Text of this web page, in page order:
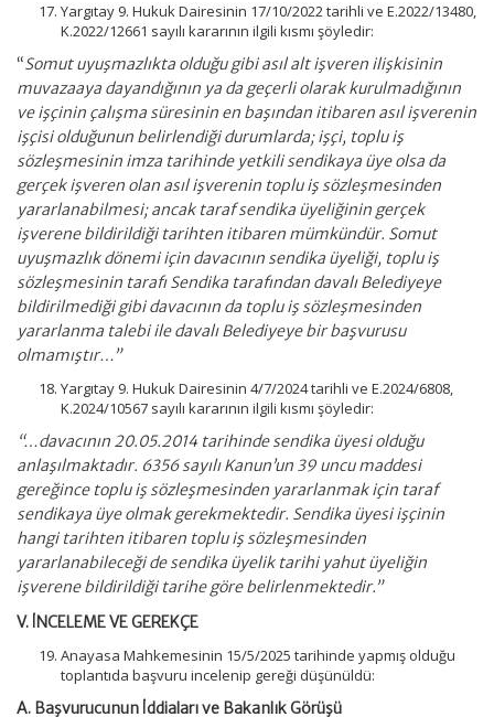
Yargıtay 9. Hukuk Dairesinin 17/10/2022 tarihli ve E.2022/13480,
K.2022/12661 sayılı kararının ilgili kısmı şöyledir:
“Somut uyuşmazlıkta olduğu gibi asıl alt işveren ilişkisinin
muvazaaya dayandığının ya da geçerli olarak kurulmadığının
ve işçinin çalışma süresinin en başından itibaren asıl işverenin
işçisi olduğunun belirlendiği durumlarda; işçi, toplu iş
sözleşmesinin imza tarihinde yetkili sendikaya üye olsa da
gerçek işveren olan asıl işverenin toplu iş sözleşmesinden
yararlanabilmesi; ancak taraf sendika üyeliğinin gerçek
işverene bildirildiği tarihten itibaren mümkündür. Somut
uyuşmazlık dönemi için davacının sendika üyeliği, toplu iş
sözleşmesinin tarafı Sendika tarafından davalı Belediyeye
bildirilmediği gibi davacının da toplu iş sözleşmesinden
yararlanma talebi ile davalı Belediyeye bir başvurusu
olmamıştır…”
Yargıtay 9. Hukuk Dairesinin 4/7/2024 tarihli ve E.2024/6808,
K.2024/10567 sayılı kararının ilgili kısmı şöyledir:
“…davacının 20.05.2014 tarihinde sendika üyesi olduğu
anlaşılmaktadır. 6356 sayılı Kanun’un 39 uncu maddesi
gereğince toplu iş sözleşmesinden yararlanmak için taraf
sendikaya üye olmak gerekmektedir. Sendika üyesi işçinin
hangi tarihten itibaren toplu iş sözleşmesinden
yararlanabileceği de sendika üyelik tarihi yahut üyeliğin
işverene bildirildiği tarihe göre belirlenmektedir.”
V. İNCELEME VE GEREKÇE
Anayasa Mahkemesinin 15/5/2025 tarihinde yapmış olduğu
toplantıda başvuru incelenip gereği düşünüldü:
A. Başvurucunun İddiaları ve Bakanlık Görüşü